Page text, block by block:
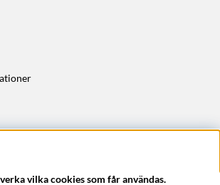
vilka cookies som får användas.